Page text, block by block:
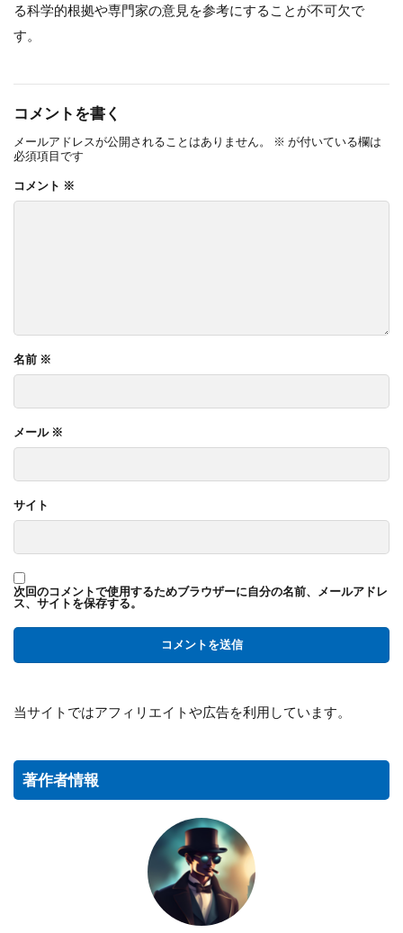
る科学的根拠や専門家の意見を参考にすることが不可欠で
す。
コメントを書く
メールアドレスが公開されることはありません。 ※ が付いている欄は
必須項目です
コメント ※
名前 ※
メール ※
サイト
次回のコメントで使用するためブラウザーに自分の名前、メールアドレ
ス、サイトを保存する。
当サイトではアフィリエイトや広告を利用しています。
著作者情報